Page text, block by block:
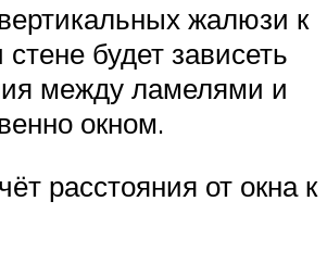
жалюзи к
стене будет зависеть
между ламелями и
окном.
расстояния от окна к